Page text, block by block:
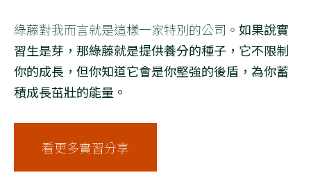
綠藤對我而言就是這樣一家特別的公司。 如果說實
習生是芽，那綠藤就是提供養分的種子，它不限制
你的成長，但你知道它會是你堅強的後盾，為你蓄
積成長茁壯的能量。
看更多實習分享